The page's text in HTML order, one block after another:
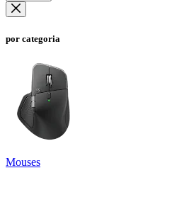
por categoria
Mouses